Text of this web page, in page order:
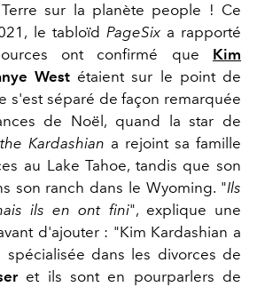
sur la planète people ! Ce
le tabloïd PageSixa rapporté
ont confirmé que
Kim
Westétaient sur le point de
s'est séparé de façon remarquée
de Noël, quand la star de
Kardashian a rejoint sa famille
au Lake Tahoe, tandis que son
son ranch dans le Wyoming. "Ils
ils en ont fini", explique une
d'ajouter : "Kim Kardashian a
spécialisée dans les divorces de
et ils sont en pourparlers de